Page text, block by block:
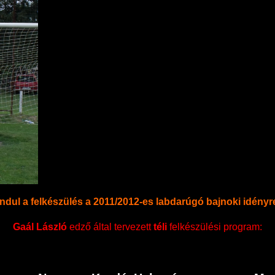
a felkészülés a 2011/2012-es labdarúgó bajnoki
Gaál László edző által tervezetttéli felkészülési program: